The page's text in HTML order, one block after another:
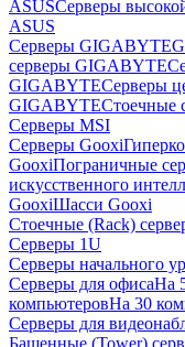
ASUSСерверы
ASUS
Серверы GIGABYTE
серверы GIGABYTE
GIGABYTEСерверы
GIGABYTEСтоечные
Серверы MSI
Серверы Gooxi
GooxiПограничные
искусственного
GooxiШасси Gooxi
Стоечные (Rack)
Серверы 1U
Серверы начального
Серверы для офисаНа
компьютеровНа 30
Серверы для
Башенные (Tower)